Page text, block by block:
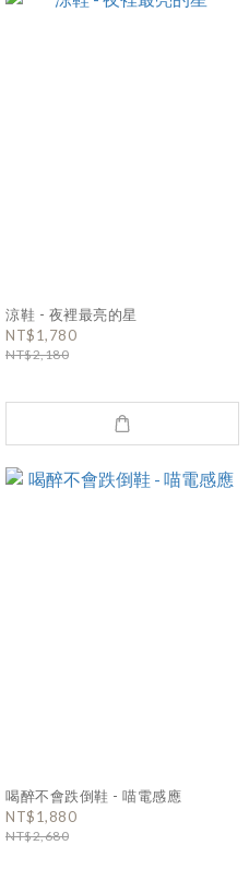
涼鞋 - 夜裡最亮的星
NT$1,780
NT$2,180
喝醉不會跌倒鞋 - 喵電感應
NT$1,880
NT$2,680